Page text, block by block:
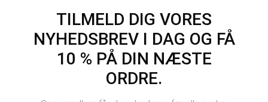
TILMELD DIG VORES
NYHEDSBREV I DAG OG FÅ
10 % PÅ DIN NÆSTE
ORDRE.